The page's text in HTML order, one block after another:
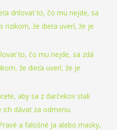
drilovať to, čo mu nejde, sa
rizikom, že dieťa uverí, že je
to, čo mu nejde, sa zdá
že dieťa uverí, že je
aby sa z darčekov stali
dávať za odmenu.
a falošné Ja alebo masky,